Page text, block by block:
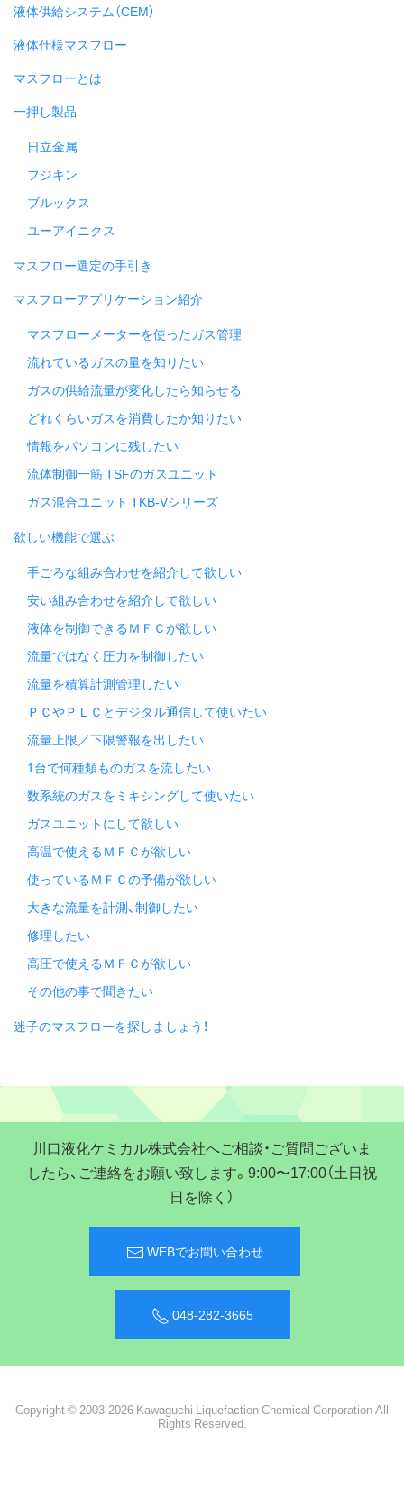
液体供給システム（CEM）
液体仕様マスフロー
マスフローとは
一押し製品
日立金属
フジキン
ブルックス
ユーアイニクス
マスフロー選定の手引き
マスフローアプリケーション紹介
マスフローメーターを使ったガス管理
流れているガスの量を知りたい
ガスの供給流量が変化したら知らせる
どれくらいガスを消費したか知りたい
情報をパソコンに残したい
流体制御一筋 TSFのガスユニット
ガス混合ユニット TKB-Vシリーズ
欲しい機能で選ぶ
手ごろな組み合わせを紹介して欲しい
安い組み合わせを紹介して欲しい
液体を制御できるＭＦＣが欲しい
流量ではなく圧力を制御したい
流量を積算計測管理したい
ＰＣやＰＬＣとデジタル通信して使いたい
流量上限／下限警報を出したい
1台で何種類ものガスを流したい
数系統のガスをミキシングして使いたい
ガスユニットにして欲しい
高温で使えるＭＦＣが欲しい
使っているＭＦＣの予備が欲しい
大きな流量を計測、制御したい
修理したい
高圧で使えるＭＦＣが欲しい
その他の事で聞きたい
迷子のマスフローを探しましょう！
川口液化ケミカル株式会社へご相談・ご質問ございま
したら、ご連絡をお願い致します。9:00〜17:00（土日祝
日を除く）
WEBでお問い合わせ
048-282-3665
Copyright © 2003-2026 Kawaguchi Liquefaction Chemical Corporation All
Rights Reserved.